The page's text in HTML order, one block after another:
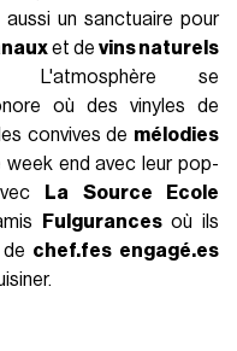
un sanctuaire pour
et de vins naturels
L'atmosphère se
où des vinyles de
convives de mélodies
week end avec leur pop-
La Source Ecole
Fulgurancesoù ils
chef.fes engagé.es